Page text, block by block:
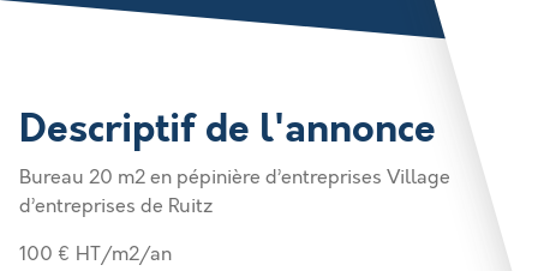
Descriptif de l'annonce
Bureau 20 m2 en pépinière d’entreprises Village
d’entreprises de Ruitz
100 € HT/m2/an